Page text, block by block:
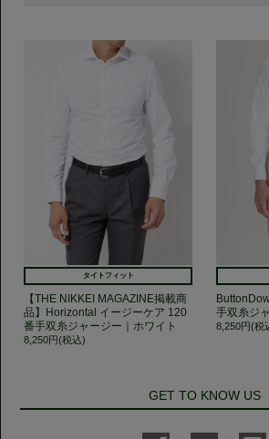
タイトフィット
【THE NIKKEI MAGAZINE掲載商
品】Horizontal イージーケア 120
番手双糸ジャージー｜ホワイト
8,250円(税込)
手双糸ジ
8,250円(税
GET TO KNOW US